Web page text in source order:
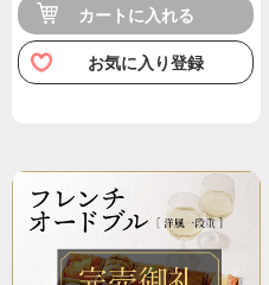
カートに入れる
お気に入り登録